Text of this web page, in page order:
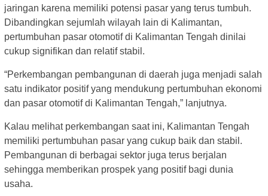
jaringan karena memiliki potensi pasar yang terus tumbuh.
Dibandingkan sejumlah wilayah lain di Kalimantan,
pertumbuhan pasar otomotif di Kalimantan Tengah dinilai
cukup signifikan dan relatif stabil.
“Perkembangan pembangunan di daerah juga menjadi salah
satu indikator positif yang mendukung pertumbuhan ekonomi
dan pasar otomotif di Kalimantan Tengah,” lanjutnya.
Kalau melihat perkembangan saat ini, Kalimantan Tengah
memiliki pertumbuhan pasar yang cukup baik dan stabil.
Pembangunan di berbagai sektor juga terus berjalan
sehingga memberikan prospek yang positif bagi dunia
usaha.